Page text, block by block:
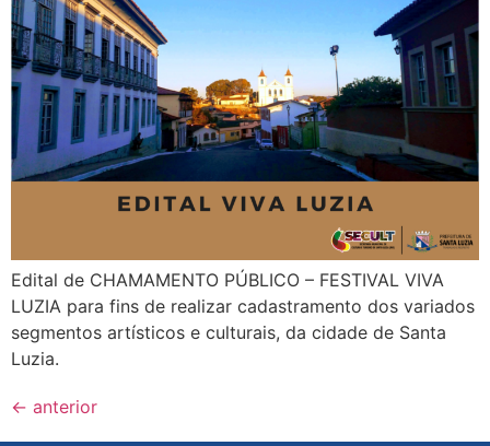
Edital de CHAMAMENTO PÚBLICO – FESTIVAL VIVA
LUZIA para fins de realizar cadastramento dos variados
segmentos artísticos e culturais, da cidade de Santa
Luzia.
← anterior